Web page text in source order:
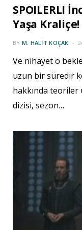
SPOILERLI
Yaşa Kraliçe!
BY M. HALIT KOÇAK
Ve nihayet o
uzun bir süredir
hakkında
dizisi, sezon…